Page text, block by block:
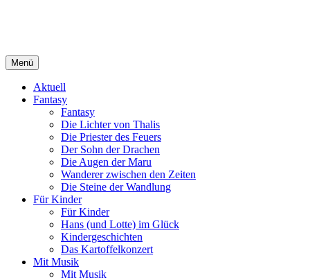
Menü
Aktuell
Fantasy
Fantasy
Die Lichter von Thalis
Die Priester des Feuers
Der Sohn der Drachen
Die Augen der Maru
Wanderer zwischen den Zeiten
Die Steine der Wandlung
Für Kinder
Für Kinder
Hans (und Lotte) im Glück
Kindergeschichten
Das Kartoffelkonzert
Mit Musik
Mit Musik